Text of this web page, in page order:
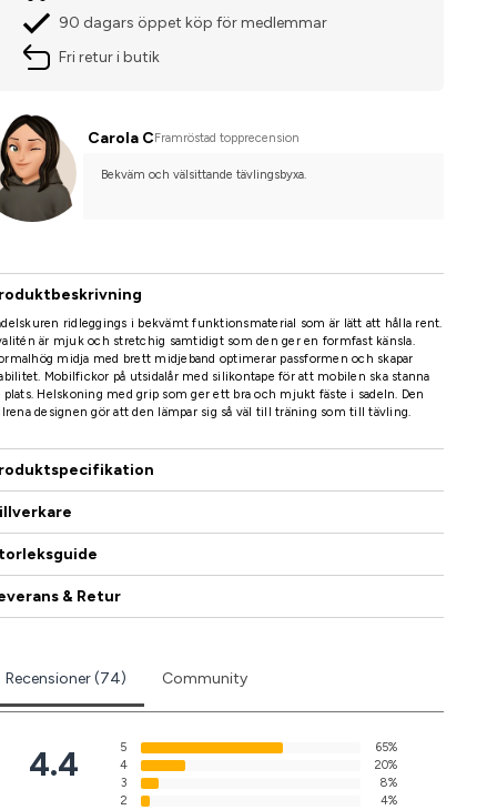
90 dagars öppet köp för medlemmar
Fri retur i butik
Carola CFramröstad topprecension
Bekväm och välsittande tävlingsbyxa.
ridleggings i bekvämt funktionsmaterial som är lätt att hålla rent.
är mjuk och stretchig samtidigt som den ger en formfast känsla.
midja med brett midjeband optimerar passformen och skapar
Mobilfickor på utsidalår med silikontape för att mobilen ska stanna
plats. Helskoning med grip som ger ett bra och mjukt fäste i sadeln. Den
designen gör att den lämpar sig så väl till träning som till tävling.
& Retur
Recensioner (74) Community
4.4 5
65%
4
20%
3
8%
2
4%